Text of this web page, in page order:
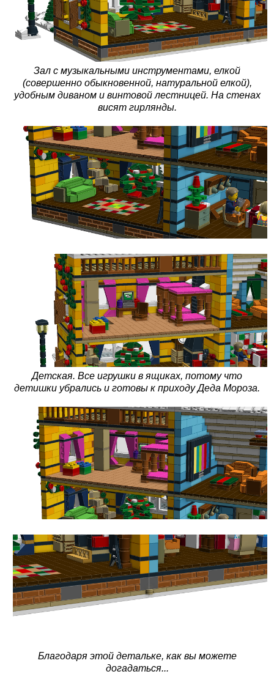
Зал с музыкальными инструментами, елкой
(совершенно обыкновенной, натуральной елкой),
удобным диваном и винтовой лестницей. На стенах
висят гирлянды.
Детская. Все игрушки в ящиках, потому что
детишки убрались и готовы к приходу Деда Мороза.
Благодаря этой детальке, как вы можете
догадаться...